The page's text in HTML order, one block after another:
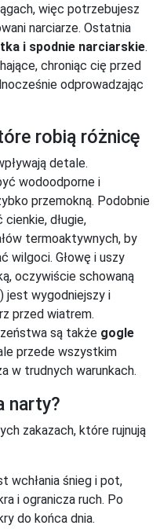
więc potrzebujesz
narciarze. Ostatnia
i spodnie narciarskie.
chroniąc cię przed
odprowadzając
robią różnicę
detale.
wodoodporne i
przemokną. Podobnie
długie,
termoaktywnych, by
wilgoci. Głowę i uszy
oczywiście schowaną
jest wygodniejszy i
przed wiatrem.
są także gogle
przede wszystkim
w trudnych warunkach.
narty?
zakazach, które rujnują
wchłania śnieg i pot,
i ogranicza ruch. Po
do końca dnia.